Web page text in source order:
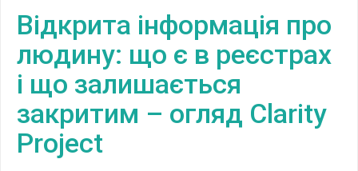
Відкрита інформація про
людину: що є в реєстрах
і що залишається
закритим – огляд Clarity
Project